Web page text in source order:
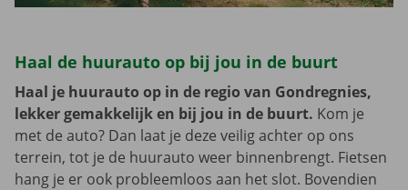
Haal de huurauto op bij jou in de buurt
Haal je huurauto op in de regio van Gondregnies,
lekker gemakkelijk en bij jou in de buurt. Kom je
met de auto? Dan laat je deze veilig achter op ons
terrein, tot je de huurauto weer binnenbrengt. Fietsen
hang je er ook probleemloos aan het slot. Bovendien